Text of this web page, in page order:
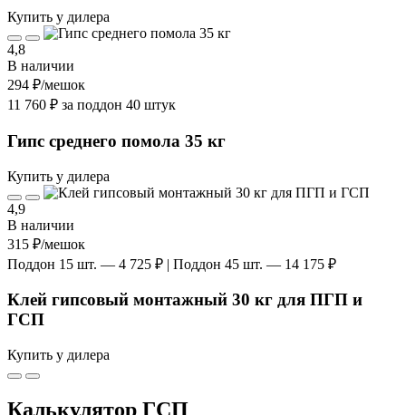
Купить у дилера
4,8
В наличии
294 ₽/мешок
11 760 ₽ за поддон 40 штук
Гипс среднего помола 35 кг
Купить у дилера
4,9
В наличии
315 ₽/мешок
Поддон 15 шт. — 4 725 ₽ | Поддон 45 шт. — 14 175 ₽
Клей гипсовый монтажный 30 кг для ПГП и
ГСП
Купить у дилера
Калькулятор ГСП